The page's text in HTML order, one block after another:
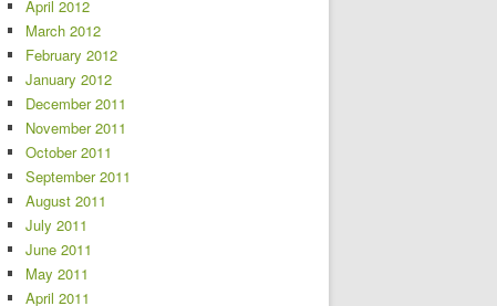
April 2012
March 2012
February 2012
January 2012
December 2011
November 2011
October 2011
September 2011
August 2011
July 2011
June 2011
May 2011
April 2011